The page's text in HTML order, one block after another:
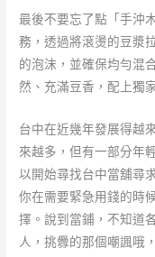
最後不要忘了點「手沖
務，透過將滾燙的豆漿
的泡沫，並確保均勻混
然、充滿豆香，配上獨
台中在近幾年發展得越
來越多，但有一部分年
以開始尋找台中當舖尋
你在需要緊急用錢的時
擇。說到當鋪，不知道
人，挑釁的那個嘲諷哦